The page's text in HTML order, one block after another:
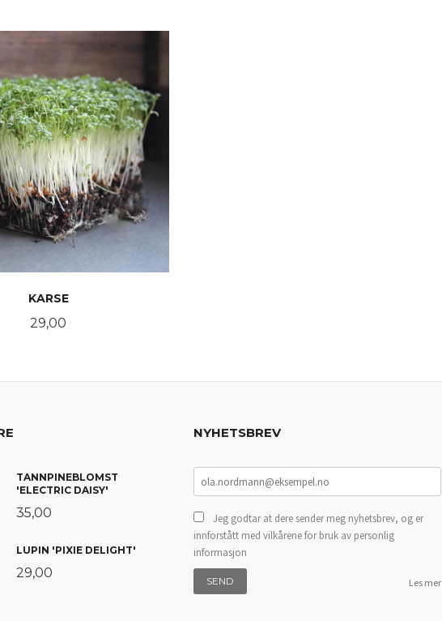
KJØP
KARSE
Pris
29,00
TANNPINEBLOMST
'ELECTRIC DAISY'
35,00
LUPIN 'PIXIE DELIGHT'
29,00
NYHETSBREV
Jeg godtar at dere sender meg nyhetsbrev, og er
innforstått med vilkårene for bruk av personlig
informasjon
Les mer